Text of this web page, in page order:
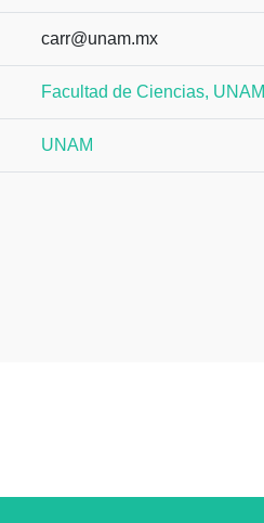
carr@unam.mx
Facultad de Ciencias, UNAM
UNAM